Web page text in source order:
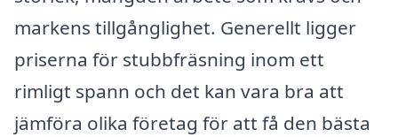
markens tillgånglighet. Generellt ligger
priserna för stubbfräsning inom ett
rimligt spann och det kan vara bra att
jämföra olika företag för att få den bästa